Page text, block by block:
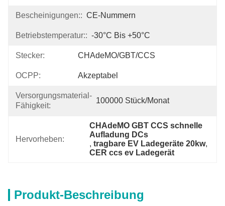
Bescheinigungen:: CE-Nummern
Betriebstemperatur:: -30°C Bis +50°C
Stecker: CHAdeMO/GBT/CCS
OCPP: Akzeptabel
Versorgungsmaterial-
Fähigkeit:
100000 Stück/Monat
Hervorheben:
CHAdeMO GBT CCS schnelle
Aufladung DCs
, tragbare EV Ladegeräte 20kw
CER ccs ev Ladegerät
Produkt-Beschreibung